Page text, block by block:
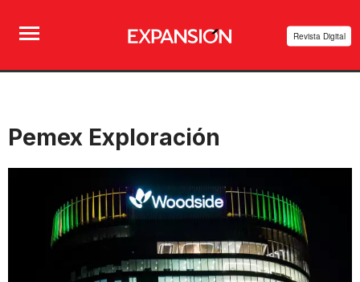
Revista Digital
Pemex Exploración